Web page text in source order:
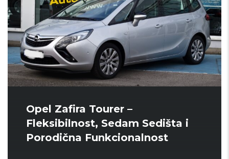
Opel Zafira Tourer –
Fleksibilnost, Sedam Sedišta i
Porodična Funkcionalnost